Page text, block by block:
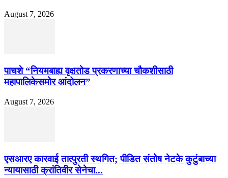
August 7, 2026
पाचशे “नियमबाह्य वृक्षतोड प्रकरणाच्या चौकशीसाठी
महापालिकेसमोर आंदोलन”
August 7, 2026
एसआरए कारवाई तात्पुरती स्थगित; पीडित संतोष नेटके कुटुंबाच्या
न्यायासाठी क्रांतिवीर सेनेचा...